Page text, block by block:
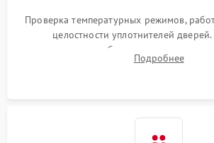
работе
2000 ₽
1000 ₽
1800 ₽
Проверка температурных режимов,
целостности уплотнителей
сопротивления обмоток мотора,
считывание кодов ошибок с
Подробнее